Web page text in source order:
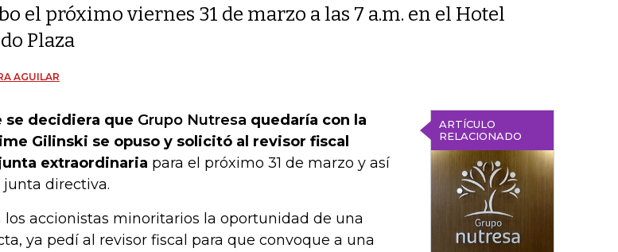
el próximo viernes 31 de marzo a las 7 a.m. en el Hotel
Plaza
AGUILAR
ARTÍCULO
RELACIONADO
se decidiera que Grupo Nutresa quedaría con la
Gilinski se opuso y solicitó al revisor fiscal
extraordinaria para el próximo 31 de marzo y así
directiva.
los accionistas minoritarios la oportunidad de una
ya pedí al revisor fiscal para que convoque a una